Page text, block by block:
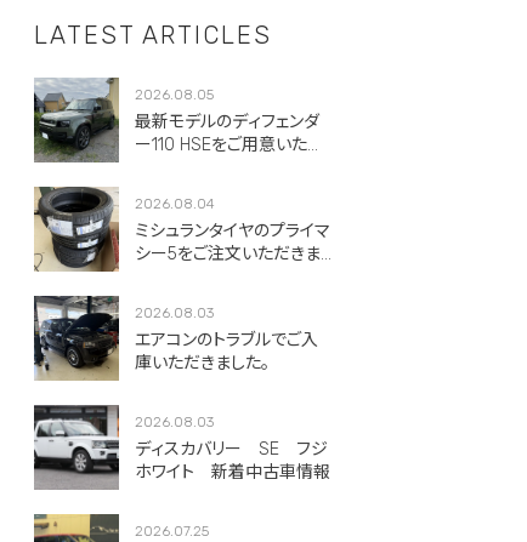
LATEST ARTICLES
2026.08.05
最新モデルのディフェンダ
ー110 HSEをご用意いただ
2026.08.04
ミシュランタイヤのプライマ
シー5をご注文いただきま
2026.08.03
エアコンのトラブルでご入
庫いただきました。
2026.08.03
ディスカバリー SE フジ
ホワイト 新着中古車情報
2026.07.25